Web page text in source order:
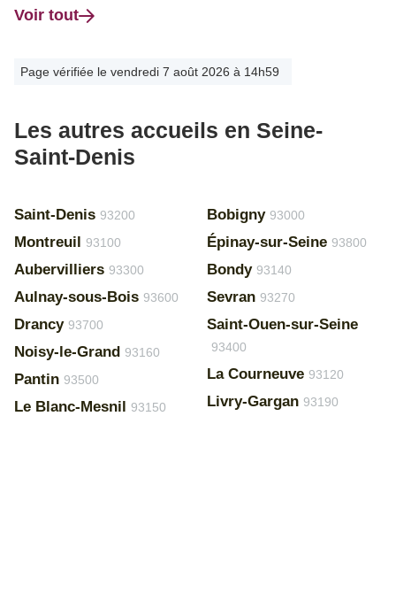
Voir tout
Page vérifiée le vendredi 7 août 2026 à 14h59
Les autres accueils en Seine-
Saint-Denis
Saint-Denis 93200
Montreuil 93100
Aubervilliers 93300
Aulnay-sous-Bois 93600
Drancy 93700
Noisy-le-Grand 93160
Pantin 93500
Le Blanc-Mesnil 93150
Bobigny 93000
Épinay-sur-Seine 93800
Bondy 93140
Sevran 93270
Saint-Ouen-sur-Seine
93400
La Courneuve 93120
Livry-Gargan 93190